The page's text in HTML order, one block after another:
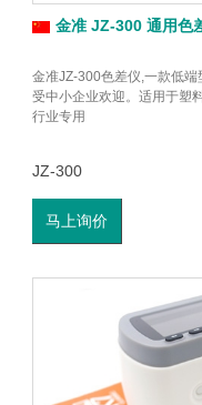
金准 JZ-300 通用色
金准JZ-300色差仪,一款低
受中小企业欢迎。适用于塑
行业专用
JZ-300
马上询价